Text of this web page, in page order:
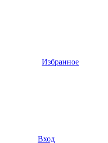
Избранное
Вход